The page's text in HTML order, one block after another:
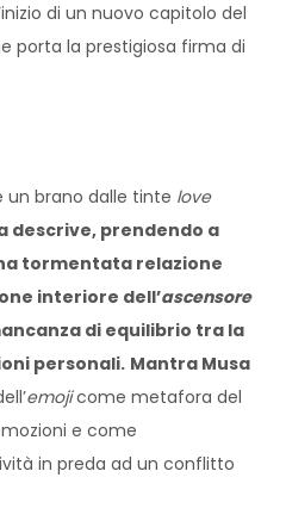
di un nuovo capitolo del
porta la prestigiosa firma di
un brano dalle tinte love
descrive, prendendo a
tormentata relazione
interiore dell’ascensore
di equilibrio tra la
personali. Mantra Musa
emojicome metafora del
e come
in preda ad un conflitto